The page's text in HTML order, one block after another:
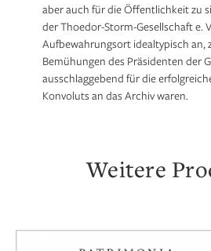
aber auch für die Öffentlichkeit zu
der Thoedor-Storm-Gesellschaft e.
Aufbewahrungsort idealtypisch an,
Bemühungen des Präsidenten der
ausschlaggebend für die
Konvoluts an das Archiv waren.
Weitere